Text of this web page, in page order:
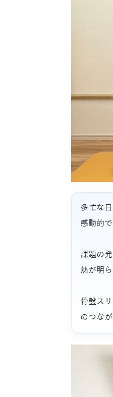
多忙な
感動的で
課題の
熱が明
骨盤ス
のつな